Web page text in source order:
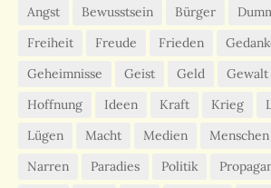
Angst Bewusstsein Bürger
Freiheit
Freude Frieden
Geheimnisse
Geist Geld Gewalt
Hoffnung
Ideen Kraft Krieg
Lügen
Macht Medien Menschen
Narren
Paradies Politik